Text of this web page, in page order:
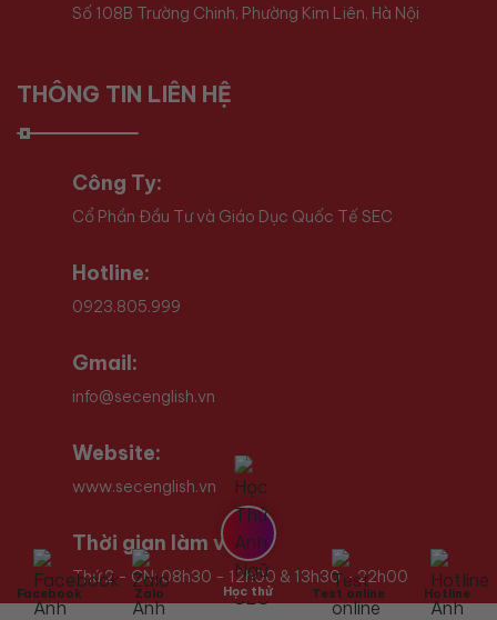
Số 108B Trường Chinh, Phường Kim Liên, Hà Nội
THÔNG TIN LIÊN HỆ
Công Ty:
Cổ Phần Đầu Tư và Giáo Dục Quốc Tế SEC
Hotline:
0923.805.999
Gmail:
info@secenglish.vn
Website:
www.secenglish.vn
Thời gian làm việc:
Thứ 2 - CN: 08h30 - 12h00 & 13h30 - 22h00
Facebook Zalo Học thử Test online Hotline